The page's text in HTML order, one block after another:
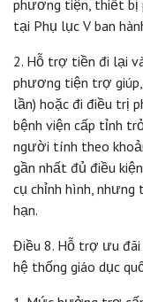
phương tiện, thiết bị
tại Phụ lục V ban
2. Hỗ trợ tiền đi lại
phương tiện trợ giúp,
lần) hoặc đi điều trị
bệnh viện cấp tỉnh
người tính theo
gần nhất đủ điều
cụ chỉnh hình,
hạn.
Điều 8. Hỗ trợ ưu đãi
hệ thống giáo dục